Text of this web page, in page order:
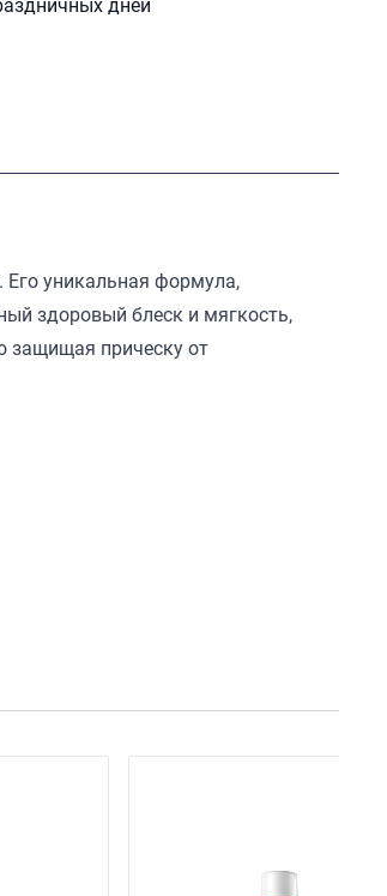
дней
уникальная формула,
здоровый блеск и мягкость,
защищая прическу от